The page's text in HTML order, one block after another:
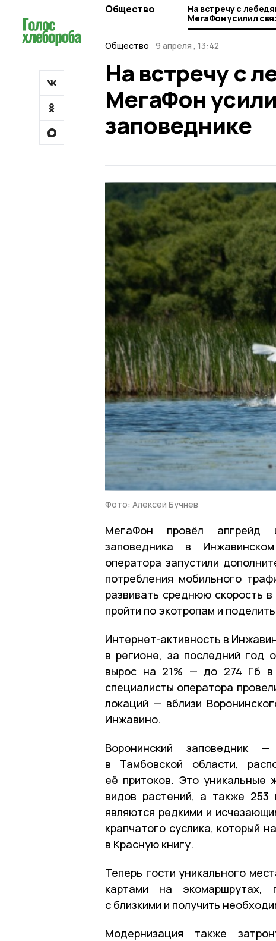
Общество
На встречу с
МегаФон усилил
заповеднике
Общество 9 апреля , 13:42
На встречу с
МегаФон
заповеднике
Фото: Алексей Бучнев
МегаФон провёл апгрейд
заповедника в
оператора запустили
потребления мобильного
развивать среднюю скорость
пройти по экотропам и
Интернет-активность в
в регионе, за последний год
вырос на 21% — до 274 Гб в
специалисты оператора
локаций — вблизи
Инжавино.
Воронинский заповедник
в Тамбовской области,
её притоков. Это уникальные
видов растений, а также
являются редкими и
крапчатого суслика, который
в Красную книгу.
Теперь гости уникального
картами на экомаршрутах,
с близкими и получить
Модернизация также